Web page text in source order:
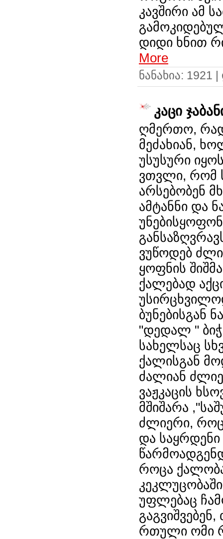
კავშირი ამ
დიდი ხნით
More
ნანახია: 1921
კაცი
ღმერთო, რად
მეძახიან,
უსუსური
ვთვლი, რომ
არსებობენ
ამტანნი და
ვუწოდებ
ყოფნის
ქალებად
ბუნებისგან
"დედალ "
სახელსაც
ქალისგან
ძალიან
ვაჟკაცის
მშიშარა
ძლიერი,
და
როცა
უფლებაც
რთული ომი